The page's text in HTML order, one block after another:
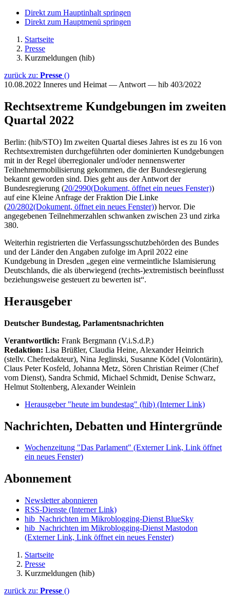
Direkt zum Hauptinhalt springen
Direkt zum Hauptmenü springen
Startseite
Presse
Kurzmeldungen (hib)
zurück zu: Presse ()
10.08.2022 Inneres und Heimat — Antwort — hib 403/2022
Rechtsextreme Kundgebungen im zweiten
Quartal 2022
Berlin: (hib/STO) Im zweiten Quartal dieses Jahres ist es zu 16 von
Rechtsextremisten durchgeführten oder dominierten Kundgebungen
mit in der Regel überregionaler und/oder nennenswerter
Teilnehmermobilisierung gekommen, die der Bundesregierung
bekannt geworden sind. Dies geht aus der Antwort der
Bundesregierung (20/2990(Dokument, öffnet ein neues Fenster))
auf eine Kleine Anfrage der Fraktion Die Linke
(20/2802(Dokument, öffnet ein neues Fenster)) hervor. Die
angegebenen Teilnehmerzahlen schwanken zwischen 23 und zirka
380.
Weiterhin registrierten die Verfassungsschutzbehörden des Bundes
und der Länder den Angaben zufolge im April 2022 eine
Kundgebung in Dresden „gegen eine vermeintliche Islamisierung
Deutschlands, die als überwiegend (rechts-)extremistisch beeinflusst
beziehungsweise gesteuert zu bewerten ist“.
Herausgeber
Deutscher Bundestag, Parlamentsnachrichten
Verantwortlich: Frank Bergmann (V.i.S.d.P.)
Redaktion: Lisa Brüßler, Claudia Heine, Alexander Heinrich
(stellv. Chefredakteur), Nina Jeglinski, Susanne Ködel (Volontärin),
Claus Peter Kosfeld, Johanna Metz, Sören Christian Reimer (Chef
vom Dienst), Sandra Schmid, Michael Schmidt, Denise Schwarz,
Helmut Stoltenberg, Alexander Weinlein
Herausgeber "heute im bundestag" (hib) (Interner Link)
Nachrichten, Debatten und Hintergründe
Wochenzeitung "Das Parlament" (Externer Link, Link öffnet
ein neues Fenster)
Abonnement
Newsletter abonnieren
RSS-Dienste (Interner Link)
hib_Nachrichten im Mikroblogging-Dienst BlueSky
hib_Nachrichten im Mikroblogging-Dienst Mastodon
(Externer Link, Link öffnet ein neues Fenster)
Startseite
Presse
Kurzmeldungen (hib)
zurück zu: Presse ()